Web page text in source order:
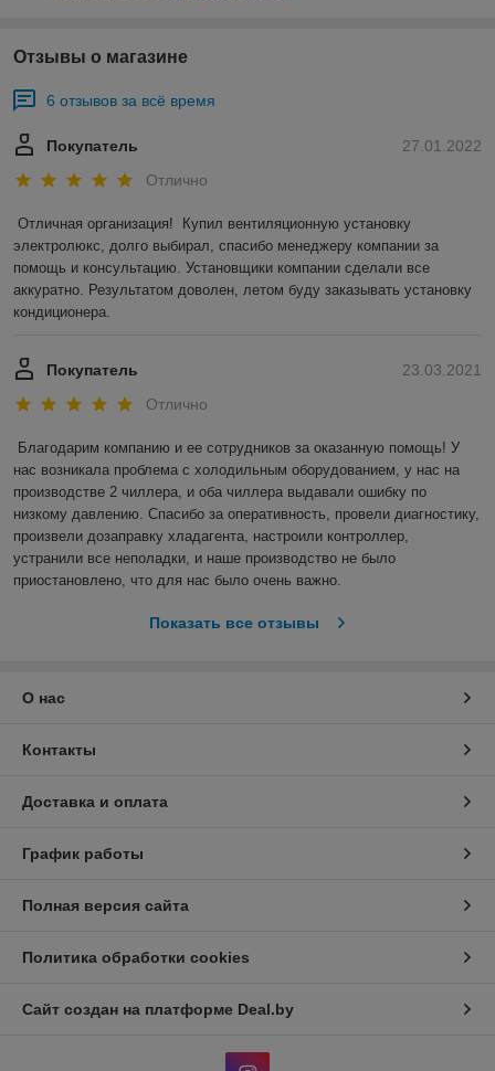
Отзывы о магазине
6 отзывов за всё время
27.01.2022
Покупатель
Отлично
Отличная организация!  Купил вентиляционную установку
электролюкс, долго выбирал, спасибо менеджеру компании за
помощь и консультацию. Установщики компании сделали все
аккуратно. Результатом доволен, летом буду заказывать установку
кондиционера.
23.03.2021
Покупатель
Отлично
Благодарим компанию и ее сотрудников за оказанную помощь! У
нас возникала проблема с холодильным оборудованием, у нас на
производстве 2 чиллера, и оба чиллера выдавали ошибку по
низкому давлению. Спасибо за оперативность, провели диагностику,
произвели дозаправку хладагента, настроили контроллер,
устранили все неполадки, и наше производство не было
приостановлено, что для нас было очень важно.
Показать все отзывы
О нас
Контакты
Доставка и оплата
График работы
Полная версия сайта
Политика обработки cookies
Сайт создан на платформе Deal.by